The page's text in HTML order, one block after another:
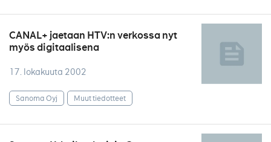
CANAL+ jaetaan HTV:n verkossa nyt
myös digitaalisena
17. lokakuuta 2002
Sanoma Oyj Muut tiedotteet